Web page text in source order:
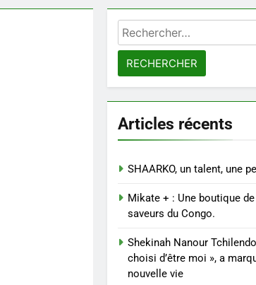
Rechercher :
Articles récents
SHAARKO, un talent, une
Mikate + : Une boutique
saveurs du Congo.
Shekinah Nanour
choisi d’être moi », a
nouvelle vie